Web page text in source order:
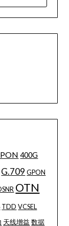
400G
G.709 GPON
OTN
TDD VCSEL
天线增益 数据